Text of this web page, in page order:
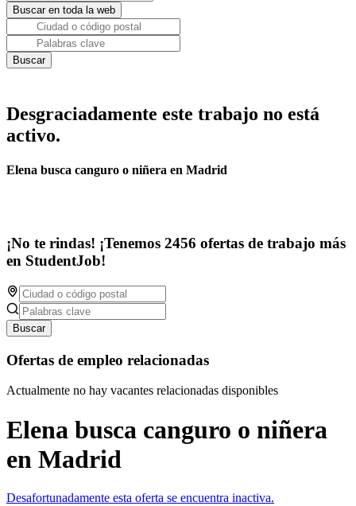
Desgraciadamente este trabajo no está
activo.
Elena busca canguro o niñera en Madrid
¡No te rindas! ¡Tenemos 2456 ofertas de trabajo más
en StudentJob!
Buscar
Ofertas de empleo relacionadas
Actualmente no hay vacantes relacionadas disponibles
Elena busca canguro o niñera
en Madrid
Desafortunadamente esta oferta se encuentra inactiva.